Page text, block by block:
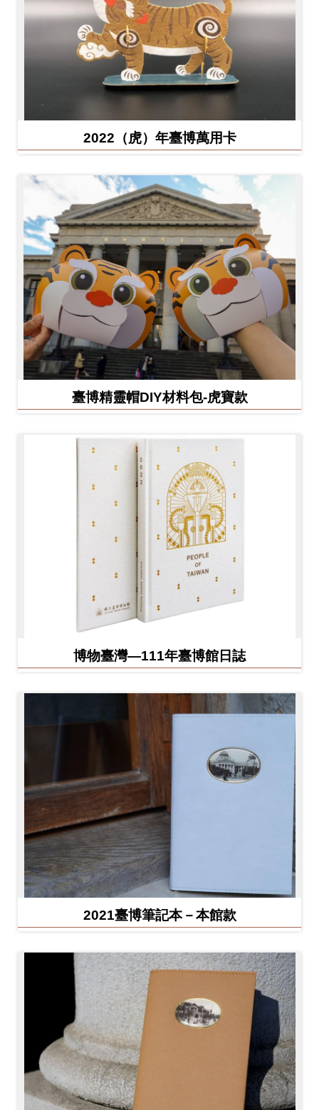
2022（虎）年臺博萬用卡
臺博精靈帽DIY材料包-虎寶款
博物臺灣—111年臺博館日誌
2021臺博筆記本－本館款